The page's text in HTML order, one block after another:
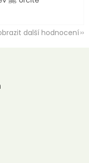
další hodnocení